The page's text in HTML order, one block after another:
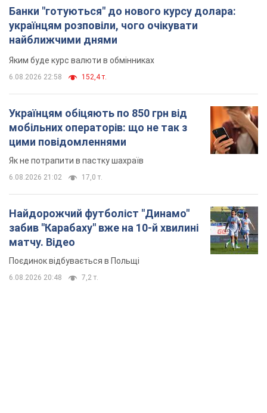
Банки "готуються" до нового курсу долара:
українцям розповіли, чого очікувати
найближчими днями
Яким буде курс валюти в обмінниках
6.08.2026 22:58 152,4 т.
Українцям обіцяють по 850 грн від
мобільних операторів: що не так з
цими повідомленнями
Як не потрапити в пастку шахраїв
6.08.2026 21:02 17,0 т.
Найдорожчий футболіст "Динамо"
забив "Карабаху" вже на 10-й хвилині
матчу. Відео
Поєдинок відбувається в Польщі
6.08.2026 20:48 7,2 т.